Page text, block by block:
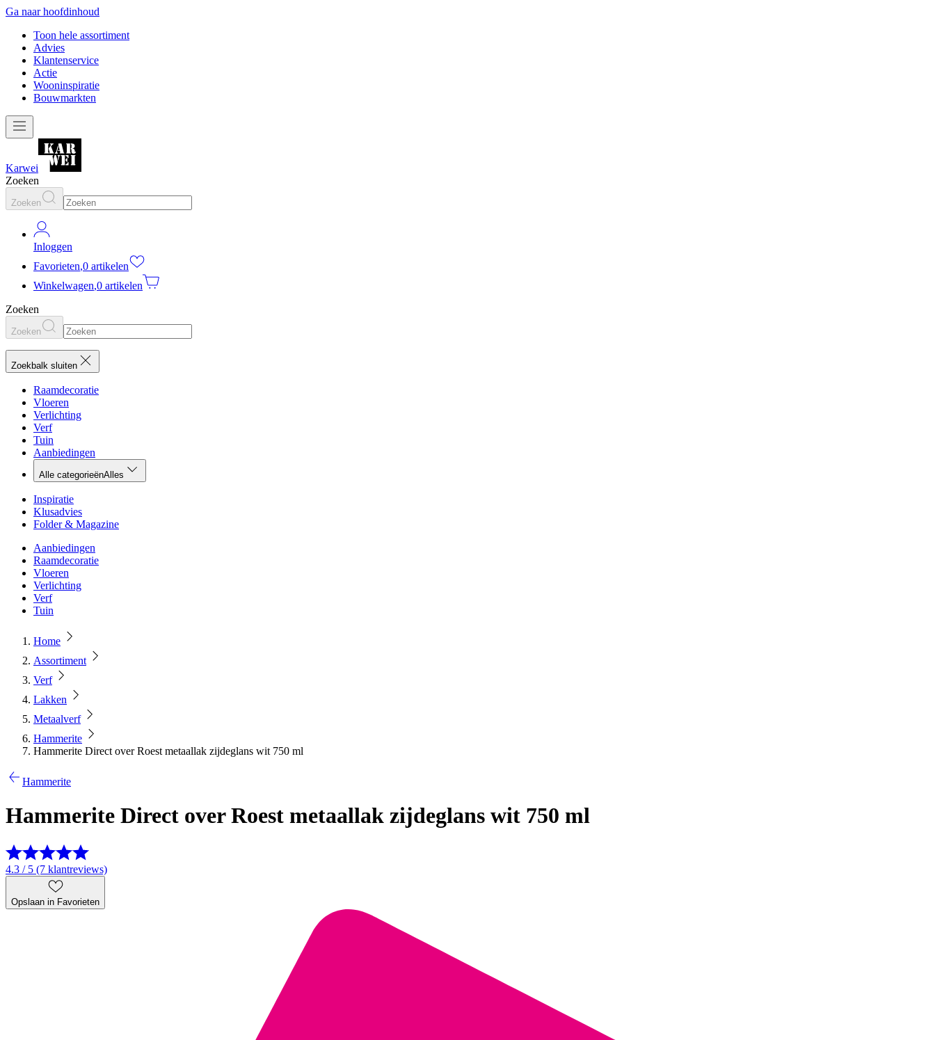
Ga naar hoofdinhoud
Toon hele assortiment
Advies
Klantenservice
Actie
Wooninspiratie
Bouwmarkten
Karwei
Zoeken
Zoeken
Inloggen
Favorieten,0 artikelen
Winkelwagen,0 artikelen
Zoeken
Zoeken
Zoekbalk sluiten
Raamdecoratie
Vloeren
Verlichting
Verf
Tuin
Aanbiedingen
Alle categorieënAlles
Inspiratie
Klusadvies
Folder & Magazine
Aanbiedingen
Raamdecoratie
Vloeren
Verlichting
Verf
Tuin
Home
Assortiment
Verf
Lakken
Metaalverf
Hammerite
Hammerite Direct over Roest metaallak zijdeglans wit 750 ml
Hammerite
Hammerite Direct over Roest metaallak zijdeglans wit 750 ml
4.3 / 5 (7 klantreviews)
Opslaan in Favorieten